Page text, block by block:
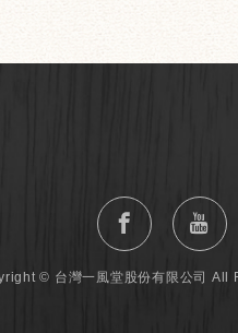
© 台灣一風堂股份有限公司 All